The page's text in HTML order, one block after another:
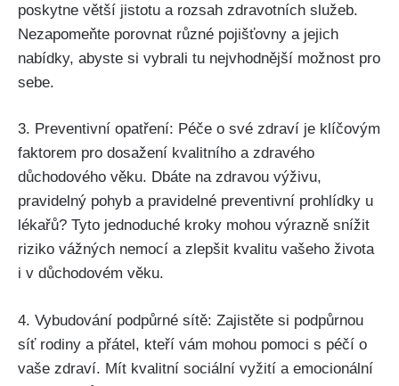
poskytne větší jistotu a rozsah zdravotních služeb.
Nezapomeňte porovnat různé pojišťovny a jejich
nabídky, abyste si vybrali tu nejvhodnější možnost pro
sebe.
3. Preventivní opatření: Péče o své zdraví je klíčovým
faktorem pro dosažení kvalitního a zdravého
důchodového věku. Dbáte na zdravou výživu,
pravidelný pohyb a pravidelné preventivní prohlídky u
lékařů? Tyto jednoduché kroky mohou výrazně snížit
riziko vážných nemocí a zlepšit kvalitu vašeho života
i v důchodovém věku.
4. Vybudování podpůrné sítě: Zajistěte si podpůrnou
síť rodiny a přátel, kteří vám mohou pomoci s péčí o
vaše zdraví. Mít kvalitní sociální vyžití a emocionální